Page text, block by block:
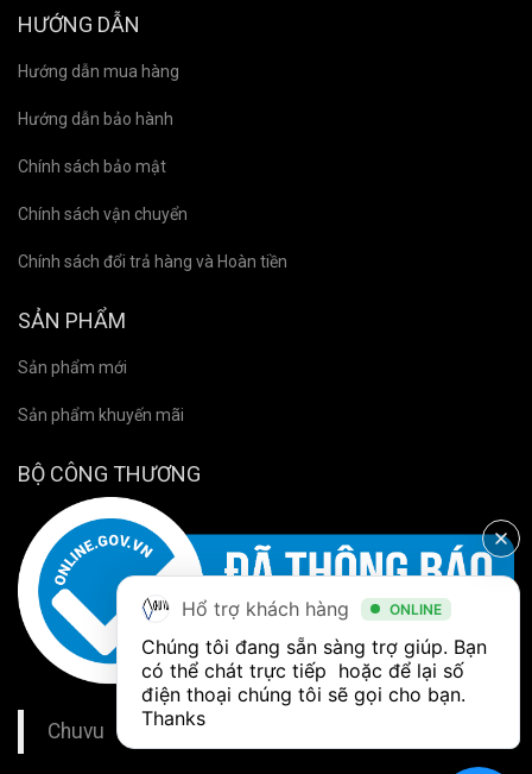
HƯỚNG DẪN
Hướng dẫn mua hàng
Hướng dẫn bảo hành
Chính sách bảo mật
Chính sách vận chuyển
Chính sách đổi trả hàng và Hoàn tiền
SẢN PHẨM
Sản phẩm mới
Sản phẩm khuyến mãi
BỘ CÔNG THƯƠNG
Chuvu
Hổ trợ khách hàng ONLINE
Chúng tôi đang sẵn sàng trợ giúp. Bạn
có thể chát trực tiếp  hoặc để lại số
điện thoại chúng tôi sẽ gọi cho bạn.
Thanks